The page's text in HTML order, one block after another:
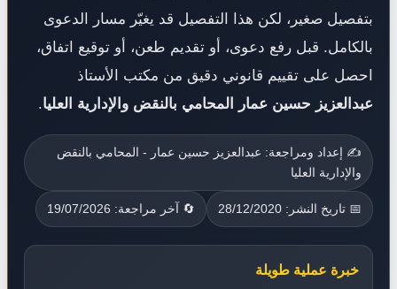
بتفصيل صغير، لكن هذا التفصيل قد يغيّر مسار الدعوى
بالكامل. قبل رفع دعوى، أو تقديم طعن، أو توقيع اتفاق،
احصل على تقييم قانوني دقيق من مكتب الأستاذ
عبدالعزيز حسين عمار المحامي بالنقض والإدارية العليا.
✍️ إعداد ومراجعة: عبدالعزيز حسين عمار - المحامي بالنقض
والإدارية العليا
📅 تاريخ النشر: 28/12/2020 🔄 آخر مراجعة: 19/07/2026
خبرة عملية طويلة